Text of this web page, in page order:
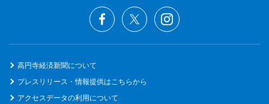
高円寺経済新聞について
プレスリリース・情報提供はこちらから
アクセスデータの利用について